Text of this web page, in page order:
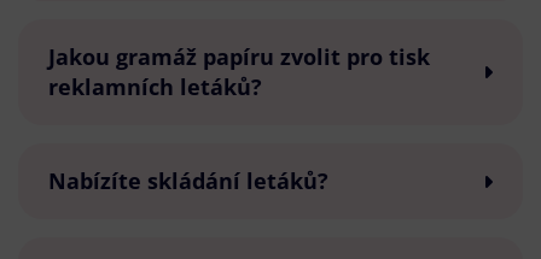
Jakou gramáž papíru zvolit pro tisk
reklamních letáků?
Nabízíte skládání letáků?